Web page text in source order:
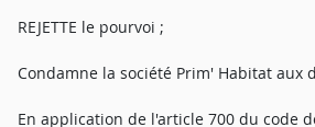
REJETTE le pourvoi ;
Condamne la société Prim' Habitat aux
En application de l'article 700 du code